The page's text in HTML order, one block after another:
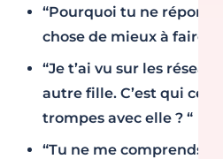
“Pourquoi tu ne réponds
chose de mieux à faire
“Je t’ai vu sur les
autre fille. C’est qui
trompes avec elle ? “
“Tu ne me comprends